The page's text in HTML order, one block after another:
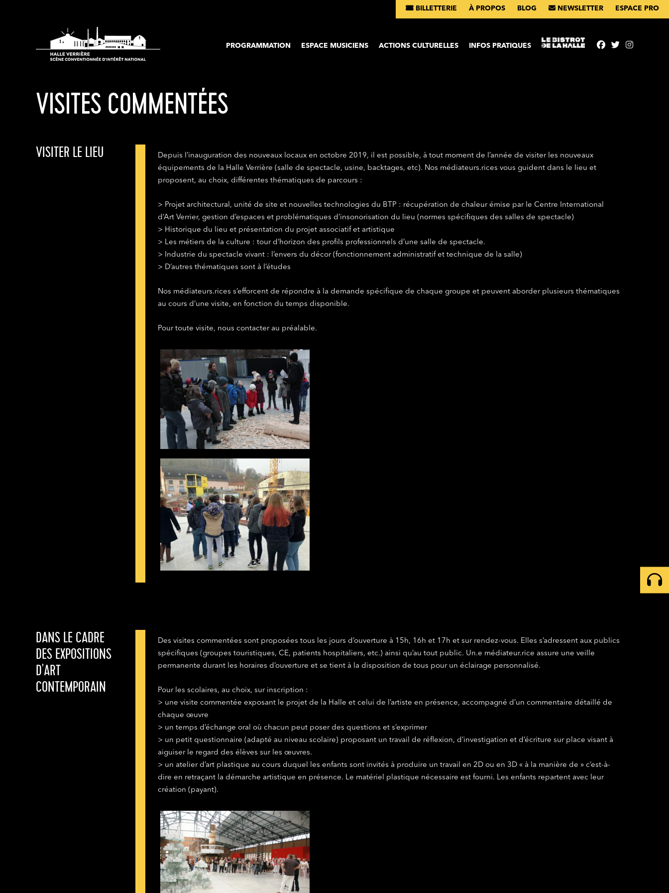
BILLETTERIE À PROPOS BLOG NEWSLETTER ESPACE PRO
PROGRAMMATION ESPACE MUSICIENS ACTIONS CULTURELLES INFOS PRATIQUES
VISITES COMMENTÉES
VISITER LE LIEU
Depuis l’inauguration des nouveaux locaux en octobre 2019, il est possible, à tout moment de l’année de visiter les nouveaux
équipements de la Halle Verrière (salle de spectacle, usine, backtages, etc). Nos médiateurs.rices vous guident dans le lieu et
proposent, au choix, différentes thématiques de parcours :
> Projet architectural, unité de site et nouvelles technologies du BTP : récupération de chaleur émise par le Centre International
d’Art Verrier, gestion d’espaces et problématiques d’insonorisation du lieu (normes spécifiques des salles de spectacle)
> Historique du lieu et présentation du projet associatif et artistique
> Les métiers de la culture : tour d’horizon des profils professionnels d’une salle de spectacle.
> Industrie du spectacle vivant : l’envers du décor (fonctionnement administratif et technique de la salle)
> D’autres thématiques sont à l’études
Nos médiateurs.rices s’efforcent de répondre à la demande spécifique de chaque groupe et peuvent aborder plusieurs thématiques
au cours d’une visite, en fonction du temps disponible.
Pour toute visite, nous contacter au préalable.
DANS LE CADRE
DES EXPOSITIONS
D'ART
CONTEMPORAIN
Des visites commentées sont proposées tous les jours d’ouverture à 15h, 16h et 17h et sur rendez-vous. Elles s’adressent aux publics
spécifiques (groupes touristiques, CE, patients hospitaliers, etc.) ainsi qu’au tout public. Un.e médiateur.rice assure une veille
permanente durant les horaires d’ouverture et se tient à la disposition de tous pour un éclairage personnalisé.
Pour les scolaires, au choix, sur inscription :
> une visite commentée exposant le projet de la Halle et celui de l’artiste en présence, accompagné d’un commentaire détaillé de
chaque œuvre
> un temps d’échange oral où chacun peut poser des questions et s’exprimer
> un petit questionnaire (adapté au niveau scolaire) proposant un travail de réflexion, d’investigation et d’écriture sur place visant à
aiguiser le regard des élèves sur les œuvres.
> un atelier d’art plastique au cours duquel les enfants sont invités à produire un travail en 2D ou en 3D « à la manière de » c’est-à-
dire en retraçant la démarche artistique en présence. Le matériel plastique nécessaire est fourni. Les enfants repartent avec leur
création (payant).